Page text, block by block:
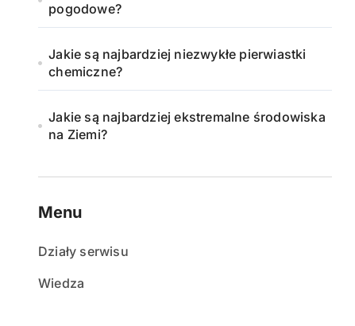
pogodowe?
Jakie są najbardziej niezwykłe pierwiastki
chemiczne?
Jakie są najbardziej ekstremalne środowiska
na Ziemi?
Menu
Działy serwisu
Wiedza